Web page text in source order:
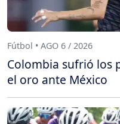
Fútbol • AGO 6 / 2026
Colombia sufrió los
el oro ante México